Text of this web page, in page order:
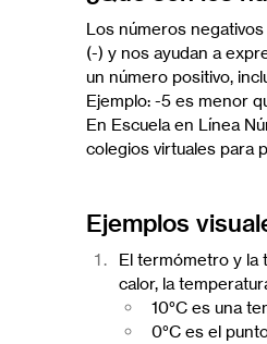
Los números
(-) y nos ayudan a
un número positivo,
Ejemplo: -5 es menor
En Escuela en Línea
colegios virtuales para
Ejemplos
El termómetro y la
calor, la
10°C es una
0°C es el